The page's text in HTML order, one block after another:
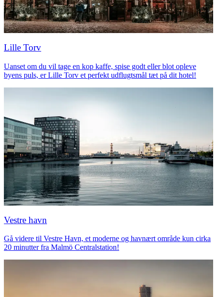
Lille Torv
Uanset om du vil tage en kop kaffe, spise godt eller blot opleve
byens puls, er Lille Torv et perfekt udflugtsmål tæt på dit hotel!
Vestre havn
Gå videre til Vestre Havn, et moderne og havnært område kun cirka
20 minutter fra Malmö Centralstation!